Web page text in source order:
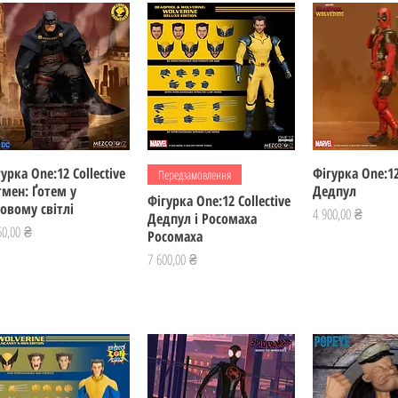
Швидкий перегляд
One:12 Collective
Ґотем у
світлі
₴
Швидкий перегляд
Передзамовлення
Фігурка One:12 Collective
Дедпул і Росомаха
Росомаха
Ціна
7 600,00 ₴
Швидкий
Фігурка
Дедпул
Ціна
4 900,00 ₴